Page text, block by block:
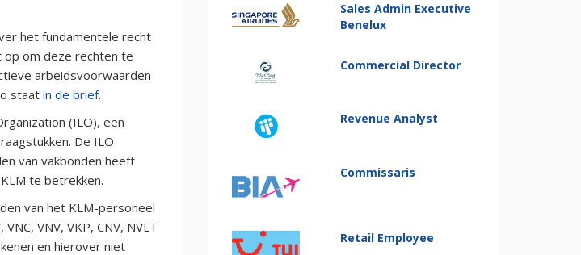
het fundamentele recht
op om deze rechten te
arbeidsvoorwaarden
staat in de brief.
(ILO), een
De ILO
van vakbonden heeft
te betrekken.
van het KLM-personeel
VNV, VKP, CNV, NVLT
en hierover niet
Sales Admin Executive
Benelux
Commercial Director
Revenue Analyst
Commissaris
Retail Employee